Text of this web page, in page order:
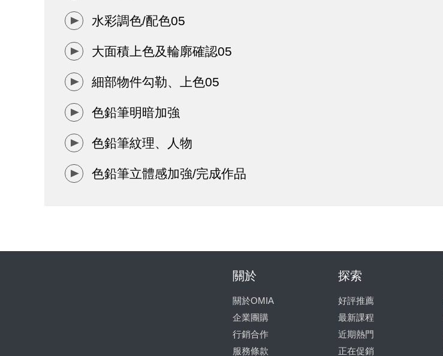
水彩調色/配色05
大面積上色及輪廓確認05
細部物件勾勒、上色05
色鉛筆明暗加強
色鉛筆紋理、人物
色鉛筆立體感加強/完成作品
關於
關於OMIA
企業團購
行銷合作
服務條款
探索
好評推薦
最新課程
近期熱門
正在促銷